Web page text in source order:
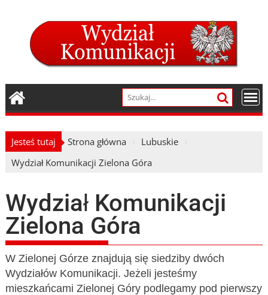
Jesteś tutaj Strona główna
Lubuskie
Wydział Komunikacji Zielona Góra
Wydział Komunikacji
Zielona Góra
W Zielonej Górze znajdują się siedziby dwóch
Wydziałów Komunikacji. Jeżeli jesteśmy
mieszkańcami Zielonej Góry podlegamy pod pierwszy